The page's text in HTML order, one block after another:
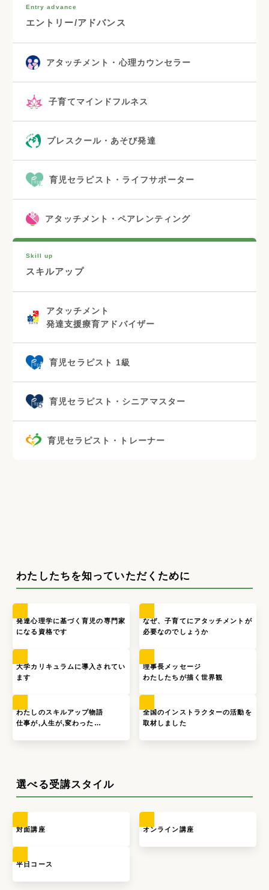
Entry advance
エントリー/アドバンス
アタッチメント・心理カウンセラー
子育てマインドフルネス
プレスクール・あそび発達
育児セラピスト・ライフサポーター
アタッチメント・ペアレンティング
Skill up
スキルアップ
アタッチメント
発達支援療育アドバイザー
育児セラピスト 1級
育児セラピスト・シニアマスター
育児セラピスト・トレーナー
わたしたちを知っていただくために
発達心理学に基づく育児の専門家
になる資格です
なぜ、子育てにアタッチメントが
必要なのでしょうか
大学カリキュラムに導入されてい
ます
理事長メッセージ
わたしたちが描く世界観
わたしのスキルアップ物語
仕事が,人生が,変わった…
全国のインストラクターの活動を
取材しました
選べる受講スタイル
対面講座 オンライン講座
平日コース